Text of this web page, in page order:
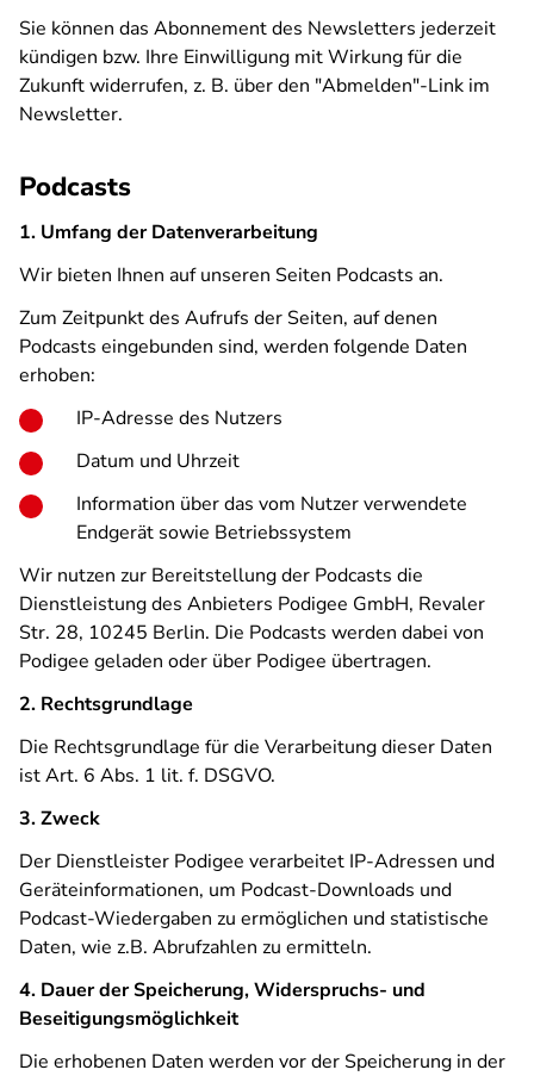
Sie können das Abonnement des Newsletters jederzeit
kündigen bzw. Ihre Einwilligung mit Wirkung für die
Zukunft widerrufen, z. B. über den "Abmelden"-Link im
Newsletter.
Podcasts
1. Umfang der Datenverarbeitung
Wir bieten Ihnen auf unseren Seiten Podcasts an.
Zum Zeitpunkt des Aufrufs der Seiten, auf denen
Podcasts eingebunden sind, werden folgende Daten
erhoben:
IP-Adresse des Nutzers
Datum und Uhrzeit
Information über das vom Nutzer verwendete
Endgerät sowie Betriebssystem
Wir nutzen zur Bereitstellung der Podcasts die
Dienstleistung des Anbieters Podigee GmbH, Revaler
Str. 28, 10245 Berlin. Die Podcasts werden dabei von
Podigee geladen oder über Podigee übertragen.
2. Rechtsgrundlage
Die Rechtsgrundlage für die Verarbeitung dieser Daten
ist Art. 6 Abs. 1 lit. f. DSGVO.
3. Zweck
Der Dienstleister Podigee verarbeitet IP-Adressen und
Geräteinformationen, um Podcast-Downloads und
Podcast-Wiedergaben zu ermöglichen und statistische
Daten, wie z.B. Abrufzahlen zu ermitteln.
4. Dauer der Speicherung, Widerspruchs- und
Beseitigungsmöglichkeit
Die erhobenen Daten werden vor der Speicherung in der